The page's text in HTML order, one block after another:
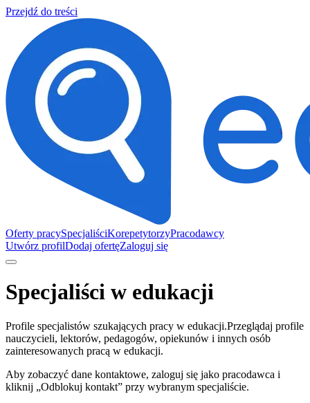
Przejdź do treści
Oferty pracySpecjaliściKorepetytorzyPracodawcy
Utwórz profilDodaj ofertęZaloguj się
Specjaliści w edukacji
Profile specjalistów szukających pracy w edukacji.Przeglądaj profile
nauczycieli, lektorów, pedagogów, opiekunów i innych osób
zainteresowanych pracą w edukacji.
Aby zobaczyć dane kontaktowe, zaloguj się jako pracodawca i
kliknij „Odblokuj kontakt” przy wybranym specjaliście.